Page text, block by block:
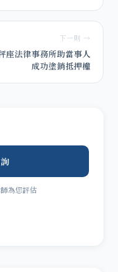
下一則 →
座法律事務所助當事人
成功塗銷抵押權
為您評估